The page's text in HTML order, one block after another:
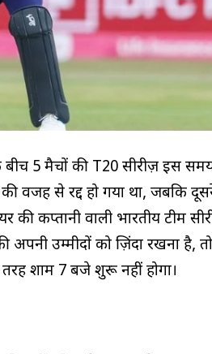
5 मैचों की T20 सीरीज़ इस
वजह से रद्द हो गया था, जबकि
कप्तानी वाली भारतीय टीम
उम्मीदों को ज़िंदा रखना है, तो
शाम 7 बजे शुरू नहीं होगा।